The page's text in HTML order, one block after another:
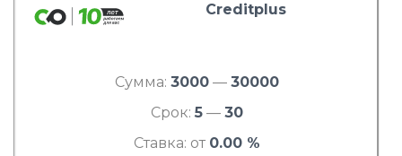
Creditplus
Сумма: 3000— 30000
Срок: 5— 30
Ставка: от 0.00 %